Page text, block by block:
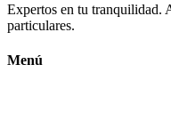
Expertos en tu tranquilidad.
particulares.
Menú